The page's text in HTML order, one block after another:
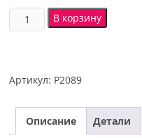
В корзину
Артикул: P2089
Описание Детали